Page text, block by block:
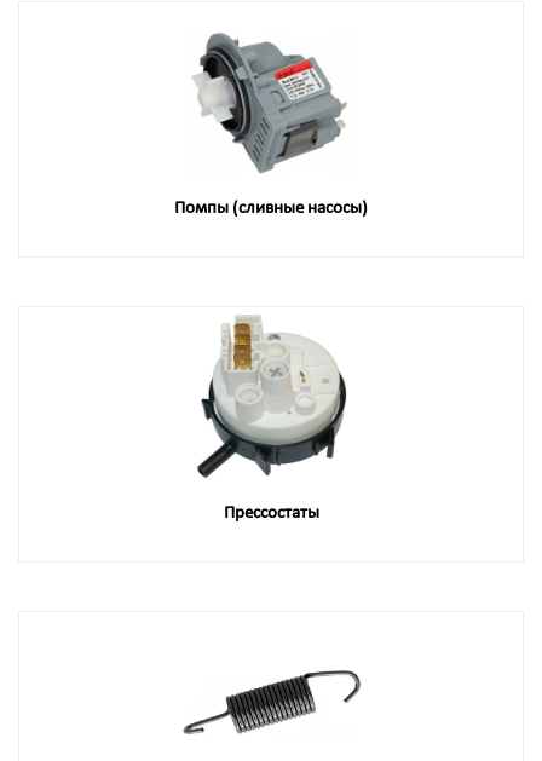
Помпы (сливные насосы)
Прессостаты